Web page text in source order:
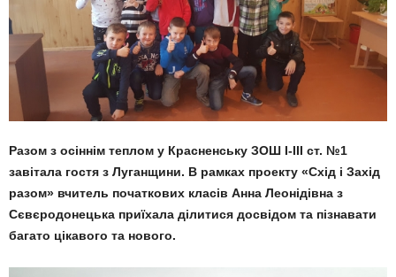
Разом з осіннім теплом у Красненську ЗОШ І-ІІІ ст. №1
завітала гостя з Луганщини. В рамках проекту «Схід і Захід
разом» вчитель початкових класів Анна Леонідівна з
Сєвєродонецька приїхала ділитися досвідом та пізнавати
багато цікавого та нового.